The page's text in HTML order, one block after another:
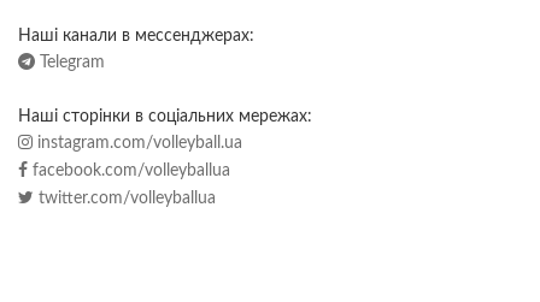
Наші канали в мессенджерах:
Telegram
Наші сторінки в соціальних мережах:
instagram.com/volleyball.ua
facebook.com/volleyballua
twitter.com/volleyballua